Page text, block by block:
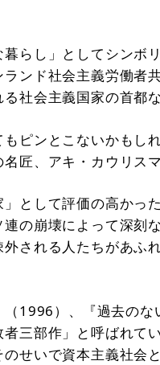
らし」としてシンボ
ンド社会主義労働者
社会主義国家の首都な
ピンとこないかもし
匠、アキ・カウリス
」として評価の高か
の崩壊によって深刻
される人たちがあふ
1996）、『過去の
三部作」と呼ばれて
せいで資本主義社会